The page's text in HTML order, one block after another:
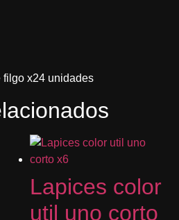
filgo x24 unidades
Lapices color
util uno corto